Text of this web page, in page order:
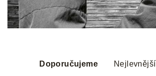
Doporučujeme Nejlevnější